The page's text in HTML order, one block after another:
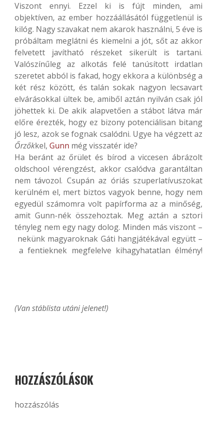
Viszont ennyi. Ezzel ki is fújt minden, ami
objektíven, az ember hozzáállásától függetlenül is
kilóg. Nagy szavakat nem akarok használni, 5 éve is
próbáltam meglátni és kiemelni a jót, sőt az akkor
felvetett javítható részeket sikerült is tartani.
Valószínűleg az alkotás felé tanúsított irdatlan
szeretet abból is fakad, hogy ekkora a különbség a
két rész között, és talán sokak nagyon lecsavart
elvárásokkal ültek be, amiből aztán nyilván csak jól
jöhettek ki. De akik alapvetően a stábot látva már
előre érezték, hogy ez bizony potenciálisan bitang
jó lesz, azok se fognak csalódni. Ugye ha végzett az
Őrzőkkel, Gunn még visszatér ide?
Ha beránt az őrület és bírod a viccesen ábrázolt
oldschool vérengzést, akkor csalódva garantáltan
nem távozol. Csupán az óriás szuperlatívuszokat
kerülném el, mert biztos vagyok benne, hogy nem
egyedül számomra volt papírforma az a minőség,
amit Gunn-nék összehoztak. Meg aztán a sztori
tényleg nem egy nagy dolog. Minden más viszont –
nekünk magyaroknak Gáti hangjátékával együtt –
a fentieknek megfelelve kihagyhatatlan élmény!
(Van stáblista utáni jelenet!)
HOZZÁSZÓLÁSOK
hozzászólás